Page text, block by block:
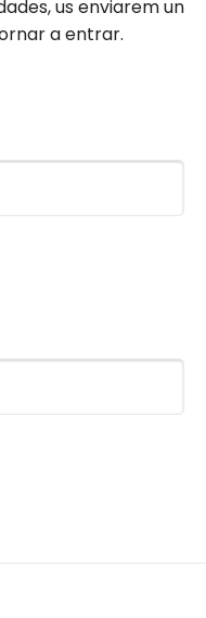
us enviarem un
a entrar.